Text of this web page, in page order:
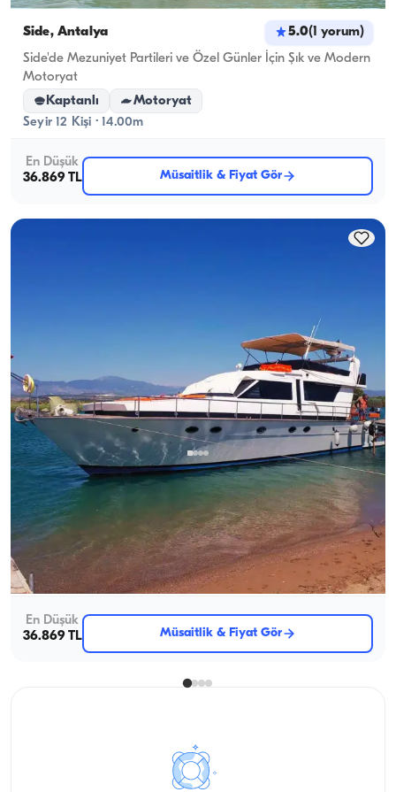
Side, Antalya 5.0(1 yorum)
Side'de Mezuniyet Partileri ve Özel Günler İçin Şık ve Modern
Motoryat
Kaptanlı
Motoryat
Seyir 12 Kişi · 14.00m
En Düşük
36.869 TL
Müsaitlik & Fiyat Gör
Side, Antalya Yeni tekne
Antalya Side’de Lüks ve Eğlenceli Tekne Turu – 6 Kişiye
Kadar Konaklama
Kaptanlı
Motoryat
Seyir 6 Kişi · 3 Kabin · 19.00m
En Düşük
36.869 TL
Müsaitlik & Fiyat Gör